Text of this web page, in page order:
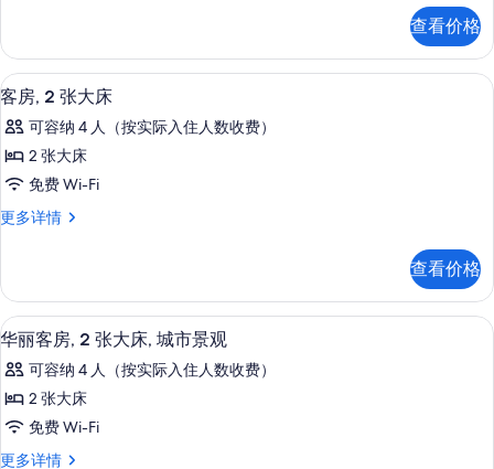
照
片
室,
泳
池
景
观
的
所
片
卧
室,
泳
景
观
多
信
息
查看价格
显
示
客
房,
张
床
的
所
有
照
片
4
客房, 2 张大床
可容纳 4 人（按实际入住人数收费）
2 张大床
免费 Wi-Fi
更多详情
客
大
床
更
信
息
查看价格
显
示
华
丽
4
华丽客房, 2 张大床, 城市景观
可容纳 4 人（按实际入住人数收费）
2 张大床
免费 Wi-Fi
更多详情
华